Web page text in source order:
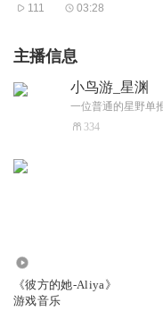
111 03:28
主播信息
小鸟游_星渊
334
《彼方的她-Aliya》
游戏音乐